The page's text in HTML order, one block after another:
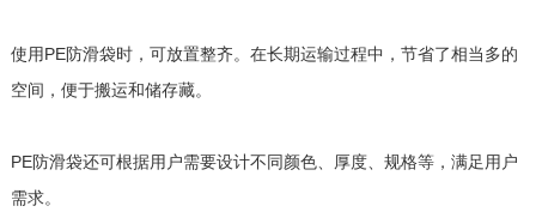
使用PE防滑袋时，可放置整齐。在长期运输过程中，节省了相当多的
空间，便于搬运和储存藏。
PE防滑袋还可根据用户需要设计不同颜色、厚度、规格等，满足用户
需求。